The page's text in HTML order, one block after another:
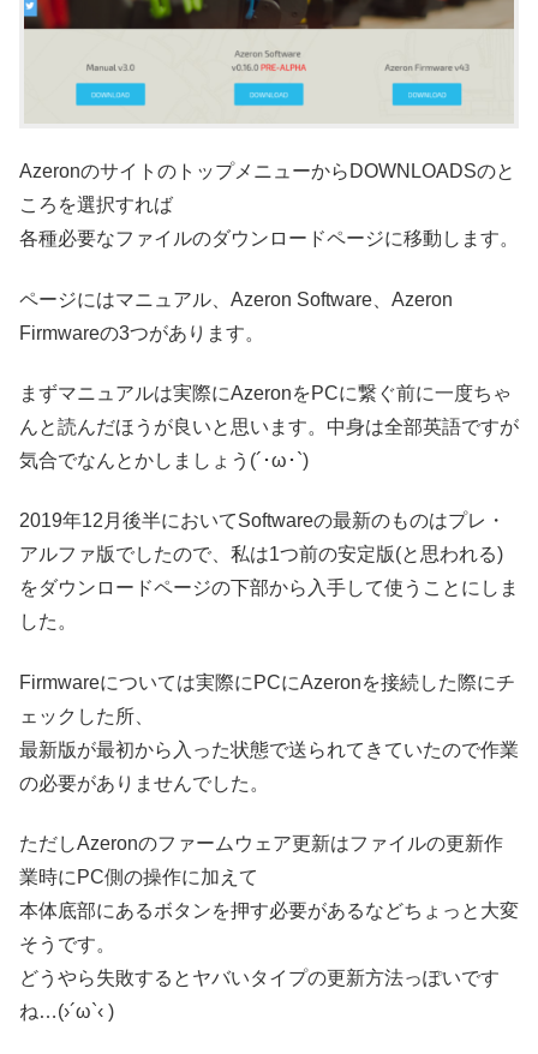
AzeronのサイトのトップメニューからDOWNLOADSのと
ころを選択すれば
各種必要なファイルのダウンロードページに移動します。
ページにはマニュアル、Azeron Software、Azeron
Firmwareの3つがあります。
まずマニュアルは実際にAzeronをPCに繋ぐ前に一度ちゃ
んと読んだほうが良いと思います。中身は全部英語ですが
気合でなんとかしましょう(´･ω･`)
2019年12月後半においてSoftwareの最新のものはプレ・
アルファ版でしたので、私は1つ前の安定版(と思われる)
をダウンロードページの下部から入手して使うことにしま
した。
Firmwareについては実際にPCにAzeronを接続した際にチ
ェックした所、
最新版が最初から入った状態で送られてきていたので作業
の必要がありませんでした。
ただしAzeronのファームウェア更新はファイルの更新作
業時にPC側の操作に加えて
本体底部にあるボタンを押す必要があるなどちょっと大変
そうです。
どうやら失敗するとヤバいタイプの更新方法っぽいです
ね…(›´ω`‹ )